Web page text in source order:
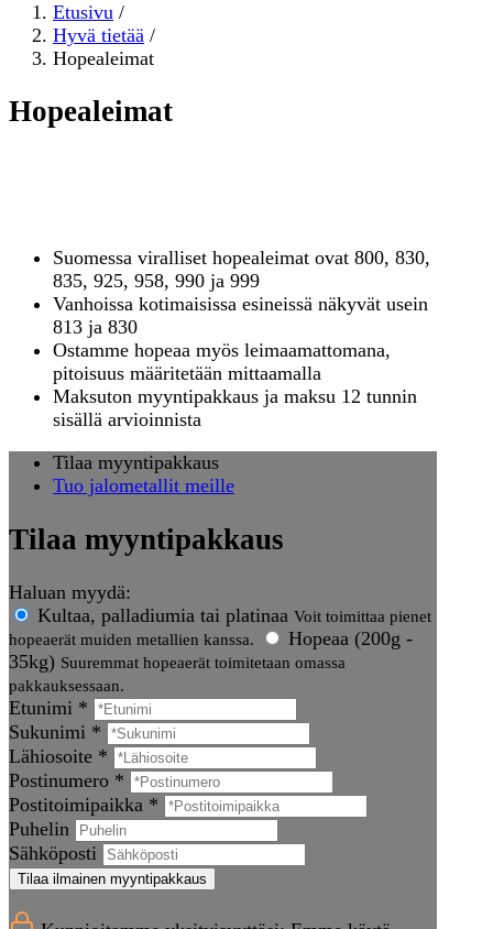
Etusivu /
Hyvä tietää /
Hopealeimat
Hopealeimat
Suomessa viralliset hopealeimat ovat 800, 830,
835, 925, 958, 990 ja 999
Vanhoissa kotimaisissa esineissä näkyvät usein
813 ja 830
Ostamme hopeaa myös leimaamattomana,
pitoisuus määritetään mittaamalla
Maksuton myyntipakkaus ja maksu 12 tunnin
sisällä arvioinnista
Tilaa myyntipakkaus
Tuo jalometallit meille
Tilaa myyntipakkaus
Haluan myydä:
Kultaa, palladiumia tai platinaa Voit toimittaa pienet
hopeaerät muiden metallien kanssa.
Hopeaa (200g -
35kg) Suuremmat hopeaerät toimitetaan omassa
pakkauksessaan.
Etunimi *
Sukunimi *
Lähiosoite *
Postinumero *
Postitoimipaikka *
Puhelin
Sähköposti
Tilaa ilmainen myyntipakkaus